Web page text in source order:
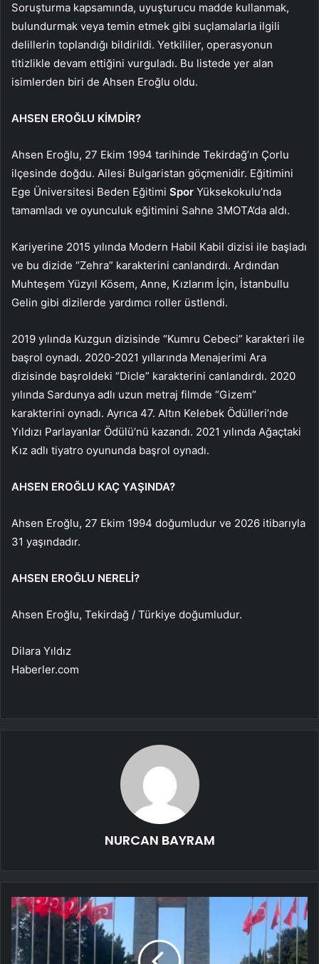
Soruşturma kapsamında, uyuşturucu madde kullanmak,
bulundurmak veya temin etmek gibi suçlamalarla ilgili
delillerin toplandığı bildirildi. Yetkililer, operasyonun
titizlikle devam ettiğini vurguladı. Bu listede yer alan
isimlerden biri de Ahsen Eroğlu oldu.
AHSEN EROĞLU KİMDİR?
Ahsen Eroğlu, 27 Ekim 1994 tarihinde Tekirdağ’ın Çorlu
ilçesinde doğdu. Ailesi Bulgaristan göçmenidir. Eğitimini
Ege Üniversitesi Beden Eğitimi Spor Yüksekokulu’nda
tamamladı ve oyunculuk eğitimini Sahne 3MOTA’da aldı.
Kariyerine 2015 yılında Modern Habil Kabil dizisi ile başladı
ve bu dizide “Zehra” karakterini canlandırdı. Ardından
Muhteşem Yüzyıl Kösem, Anne, Kızlarım İçin, İstanbullu
Gelin gibi dizilerde yardımcı roller üstlendi.
2019 yılında Kuzgun dizisinde “Kumru Cebeci” karakteri ile
başrol oynadı. 2020-2021 yıllarında Menajerimi Ara
dizisinde başroldeki “Dicle” karakterini canlandırdı. 2020
yılında Sardunya adlı uzun metraj filmde “Gizem”
karakterini oynadı. Ayrıca 47. Altın Kelebek Ödülleri’nde
Yıldızı Parlayanlar Ödülü’nü kazandı. 2021 yılında Ağaçtaki
Kız adlı tiyatro oyununda başrol oynadı.
AHSEN EROĞLU KAÇ YAŞINDA?
Ahsen Eroğlu, 27 Ekim 1994 doğumludur ve 2026 itibarıyla
31 yaşındadır.
AHSEN EROĞLU NERELİ?
Ahsen Eroğlu, Tekirdağ / Türkiye doğumludur.
Dilara Yıldız
Haberler.com
NURCAN BAYRAM